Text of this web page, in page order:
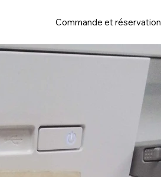
Commande et réservation